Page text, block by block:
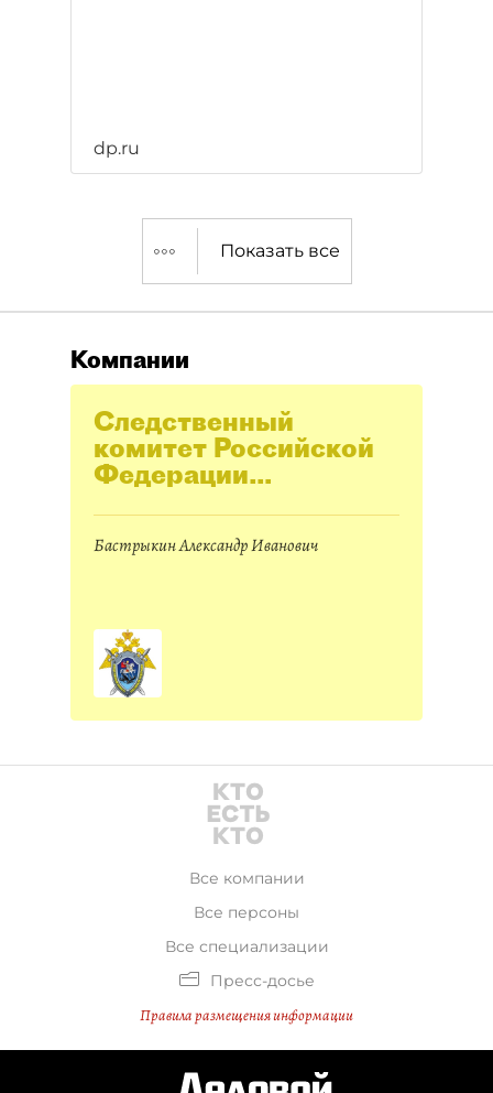
dp.ru
Показать все
Компании
Следственный
комитет Российской
Федерации
комитет РФ)
Бастрыкин Александр Иванович
Все компании
Все персоны
Все специализации
Пресс-досье
Правила размещения информации